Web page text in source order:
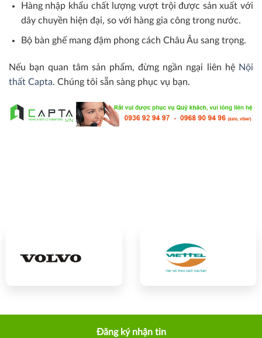
Hàng nhập khẩu chất lượng vượt trội được sản xuất với
dây chuyền hiện đại, so với hàng gia công trong nước.
Bộ bàn ghế mang đậm phong cách Châu Âu sang trọng.
Nếu bạn quan tâm sản phẩm, đừng ngần ngại liên hệ Nội
thất Capta. Chúng tôi sẵn sàng phục vụ bạn.
Đăng ký nhận tin